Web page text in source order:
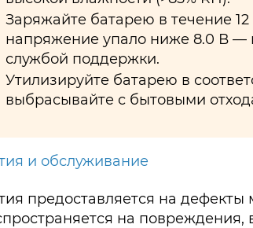
Заряжайте батарею в течение
напряжение упало ниже 8.0 В —
службой поддержки.
Утилизируйте батарею в
выбрасывайте с бытовыми
и обслуживание
предоставляется на
на